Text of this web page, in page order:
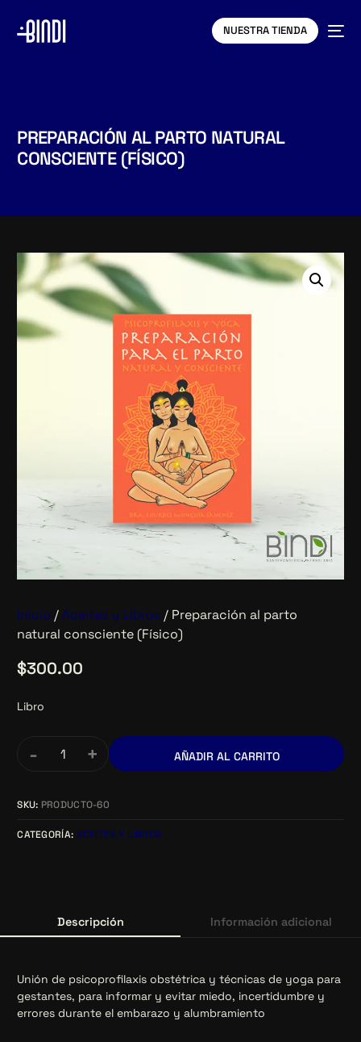
NUESTRA TIENDA
PREPARACIÓN AL PARTO NATURAL
CONSCIENTE (FÍSICO)
Inicio /Aceites y Libros / Preparación al parto
natural consciente (Físico)
$300.00
Libro
+
- AÑADIR AL CARRITO
SKU: PRODUCTO-60
CATEGORÍA: ACEITES Y LIBROS
Descripción Información adicional
Unión de psicoprofilaxis obstétrica y técnicas de yoga para
gestantes, para informar y evitar miedo, incertidumbre y
errores durante el embarazo y alumbramiento